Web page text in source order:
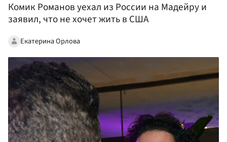
Комик Романов уехал из России на Мадейру и
заявил, что не хочет жить в США
Екатерина Орлова